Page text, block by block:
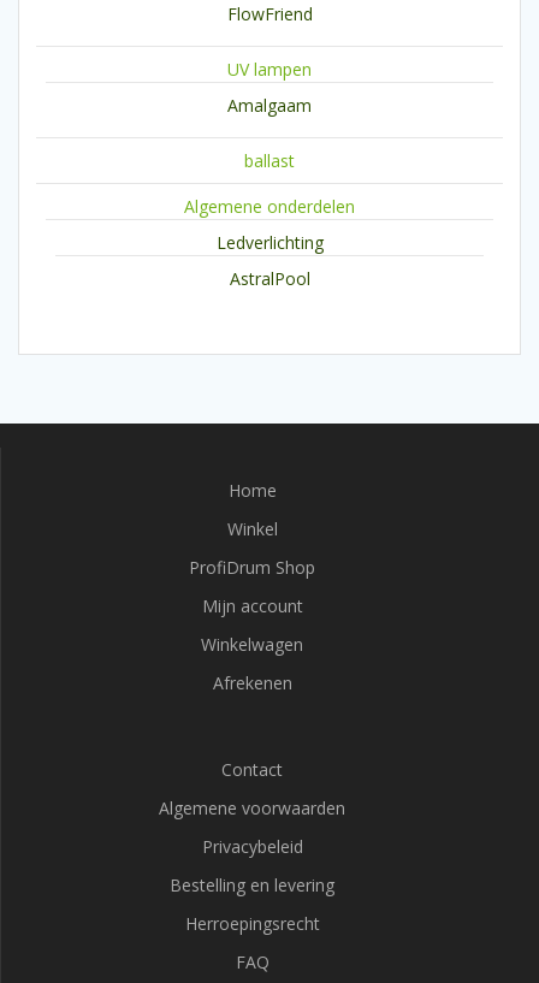
FlowFriend
UV lampen
Amalgaam
ballast
Algemene onderdelen
Ledverlichting
AstralPool
Home
Winkel
ProfiDrum Shop
Mijn account
Winkelwagen
Afrekenen
Contact
Algemene voorwaarden
Privacybeleid
Bestelling en levering
Herroepingsrecht
FAQ